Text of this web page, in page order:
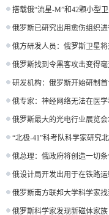
搭载俄“流星-M”和42颗小型
俄罗斯已研究出用愈伤组织
俄方研发人员：俄罗斯卫星
俄罗斯找到令黑客攻击变得
研发机构：俄罗斯开始研制
俄专家：神经网络无法在医
俄罗斯最大的光电行业展览
“北极-41”科考队科学家研究
俄总理：俄政府将创造一切
俄设计局开发出用于在铁路
俄罗斯南方联邦大学科学家
俄罗斯科学家发现新磁体家族